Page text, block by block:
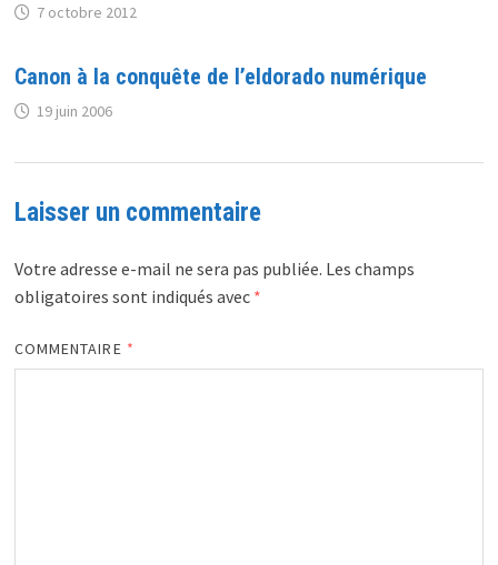
7 octobre 2012
Canon à la conquête de l’eldorado numérique
19 juin 2006
Laisser un commentaire
Votre adresse e-mail ne sera pas publiée. Les champs
obligatoires sont indiqués avec *
COMMENTAIRE *